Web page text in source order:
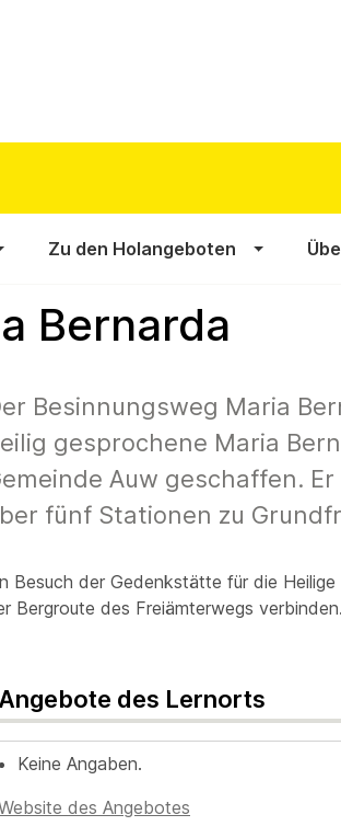
Zu den Holangeboten
Bernarda
Besinnungsweg Maria
gesprochene Maria
Auw geschaffen.
fünf Stationen zu
Besuch der Gedenkstätte für die
Bergroute des Freiämterwegs verbinden.
Angebote des Lernorts
Keine Angaben.
des Angebotes